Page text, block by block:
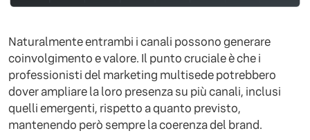
Naturalmente entrambi i canali possono generare
coinvolgimento e valore. Il punto cruciale è che i
professionisti del marketing multisede potrebbero
dover ampliare la loro presenza su più canali, inclusi
quelli emergenti, rispetto a quanto previsto,
mantenendo però sempre la coerenza del brand.